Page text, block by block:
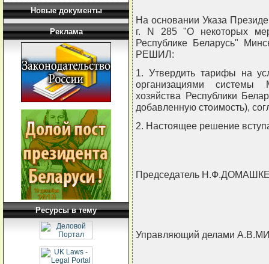
Новые документы
Реклама
Ресурсы в тему
На основании Указа
г. N 285 "О некоторых
Республике Беларусь"
РЕШИЛ:
1. Утвердить тарифы на
организациями системы
хозяйства Республики
добавленную стоимость),
2. Настоящее решение
Председатель
Управляющий делами